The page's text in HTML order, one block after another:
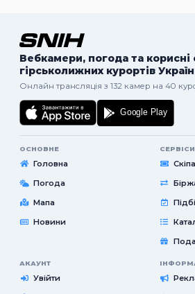
Вебкамери, погода та корисні
гірськолижних курортів
Онлайн трансляція з 132 камер на 40
ОСНОВНЕ
Головна
Погода
Мапа
Новини
СЕРВІСИ
АКАУНТ
Увійти